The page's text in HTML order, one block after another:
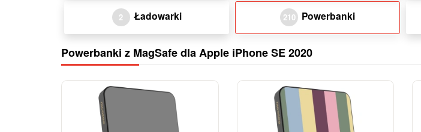
2 Ładowarki 210 Powerbanki
Powerbanki z MagSafe dla Apple iPhone SE 2020